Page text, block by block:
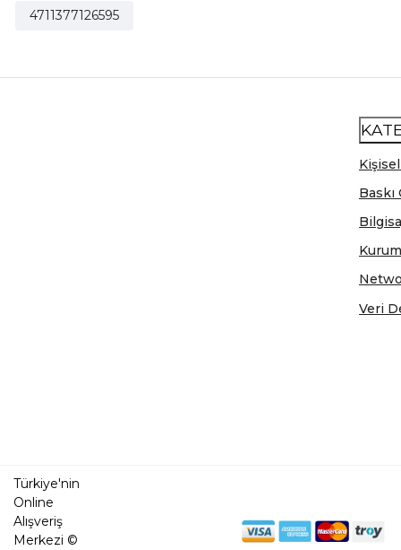
4711377126595
Veri
Türkiye'nin
Online
Alışveriş
Merkezi ©